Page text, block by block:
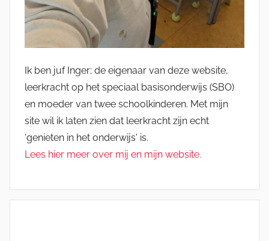
Ik ben juf Inger; de eigenaar van deze website,
leerkracht op het speciaal basisonderwijs (SBO)
en moeder van twee schoolkinderen. Met mijn
site wil ik laten zien dat leerkracht zijn echt
'genieten in het onderwijs' is.
Lees hier meer over mij en mijn website.